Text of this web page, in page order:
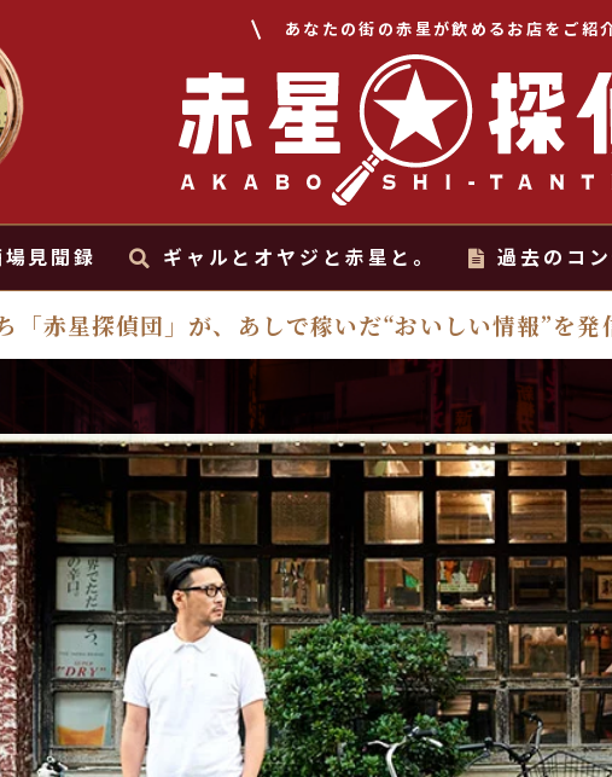
あなたの街の赤星が飲めるお店をご紹
見聞録 ギャルとオヤジと赤星と。 過去のコ
「赤星探偵団」が、 あしで稼いだ“おいしい情報”を発